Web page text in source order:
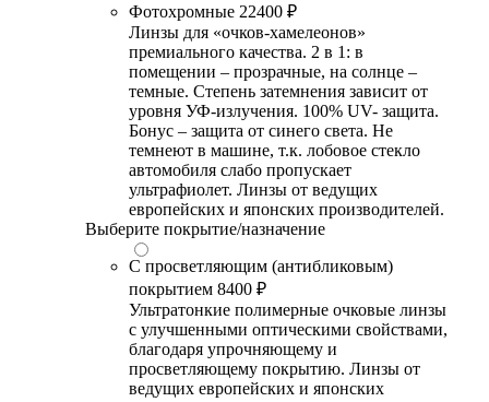
Фотохромные 22400 ₽
Линзы для «очков-хамелеонов»
премиального качества. 2 в 1: в
помещении – прозрачные, на солнце –
темные. Степень затемнения зависит от
уровня УФ-излучения. 100% UV- защита.
Бонус – защита от синего света. Не
темнеют в машине, т.к. лобовое стекло
автомобиля слабо пропускает
ультрафиолет. Линзы от ведущих
европейских и японских производителей.
Выберите покрытие/назначение
С просветляющим (антибликовым)
покрытием 8400 ₽
Ультратонкие полимерные очковые линзы
с улучшенными оптическими свойствами,
благодаря упрочняющему и
просветляющему покрытию. Линзы от
ведущих европейских и японских